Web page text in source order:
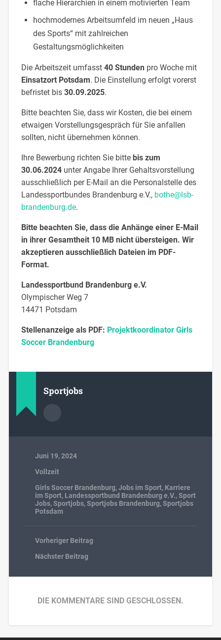
flache Hierarchien in einem motivierten Team
hochmodernes Arbeitsumfeld im neuen „Haus
des Sports“ mit zahlreichen
Gestaltungsmöglichkeiten
Die Arbeitszeit umfasst 40 Stunden pro Woche mit
Einsatzort Potsdam. Die Einstellung erfolgt vorerst
befristet bis 30.09.2025.
Bitte beachten Sie, dass wir Kosten, die bei einem
etwaigen Vorstellungsgespräch für Sie anfallen
sollten, nicht übernehmen können.
Ihre Bewerbung richten Sie bitte bis zum
30.06.2024 unter Angabe Ihrer Gehaltsvorstellung
ausschließlich per E-Mail an die Personalstelle des
Landessportbundes Brandenburg e.V., bothe@lsb-
brandenburg.de.
Bitte beachten Sie, dass die Anhänge einer E-Mail
in ihrer Gesamtheit 10 MB nicht übersteigen. Wir
akzeptieren ausschließlich Dateien im PDF-
Format.
Landessportbund Brandenburg e.V.
Olympischer Weg 7
14471 Potsdam
Stellenanzeige als PDF: Projektkoordinator Girls
Soccer Brandenburg
Sportjobs
Juni 19, 2024
Vollzeit
Girls Soccer Brandenburg,Jobs im Sport, Karriere
im Sport, Landessportbund Brandenburg e.V.,Sport
Jobs,Sportjobs,Sportjobs Brandenburg,Sportjobs
Potsdam
Vorheriger Beitrag
Nächster Beitrag
DIE KOMMENTARE SIND GESCHLOSSEN.